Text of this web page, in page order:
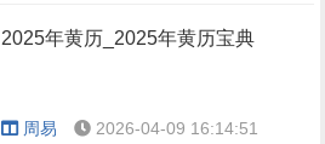
2025年黄历_2025年黄历宝典
周易 2026-04-09 16:14:51